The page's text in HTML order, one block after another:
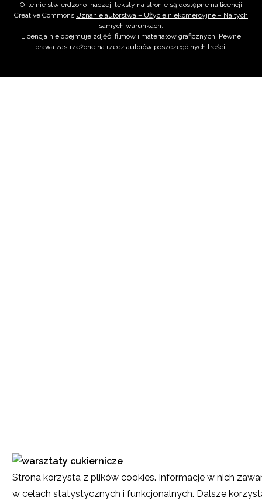
O ile nie stwierdzono inaczej, teksty na stronie są dostępne na licencji
Creative Commons Uznanie autorstwa – Użycie niekomercyjne – Na tych
samych warunkach.
Licencja nie obejmuje zdjęć, filmów i materiałów graficznych. Pewne
prawa zastrzeżone na rzecz autorów poszczególnych treści.
Strona korzysta z plików cookies. Informacje w nich
w celach statystycznych i funkcjonalnych. Dalsze